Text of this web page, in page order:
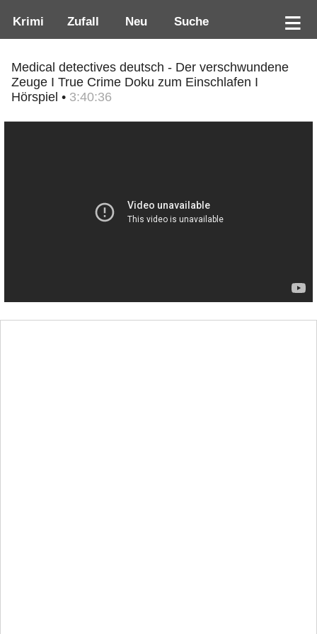
Krimi Zufall Neu Suche
Medical detectives deutsch - Der verschwundene
Zeuge I True Crime Doku zum Einschlafen I
Hörspiel • 3:40:36